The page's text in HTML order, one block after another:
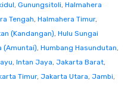
, Gunungsitoli, Halmahera
Tengah, Halmahera Timur,
(Kandangan), Hulu Sungai
(Amuntai), Humbang Hasundutan,
, Intan Jaya, Jakarta Barat,
Timur, Jakarta Utara, Jambi,